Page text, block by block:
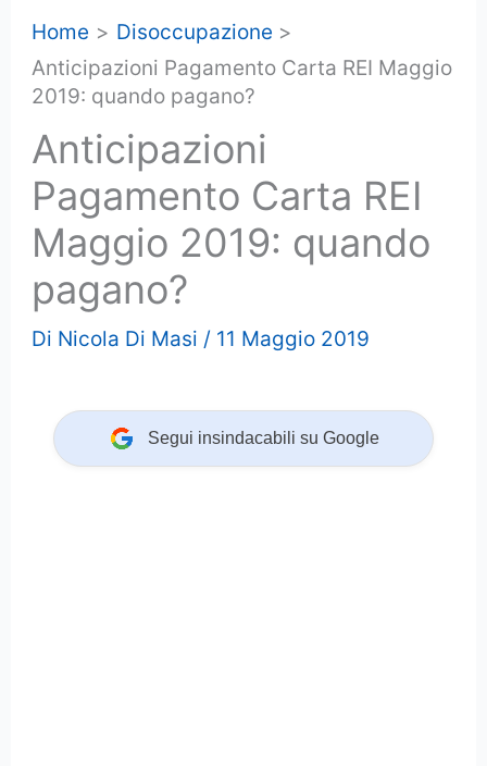
Home
Disoccupazione
Anticipazioni Pagamento Carta REI Maggio
2019: quando pagano?
Anticipazioni
Pagamento Carta REI
Maggio 2019: quando
pagano?
Di Nicola Di Masi / 11 Maggio 2019
Segui insindacabili su Google